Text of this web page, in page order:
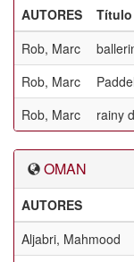
AUTORES
Rob, Marc
Rob, Marc
Rob, Marc
rainy
OMAN
AUTORES
Aljabri, Mahmood